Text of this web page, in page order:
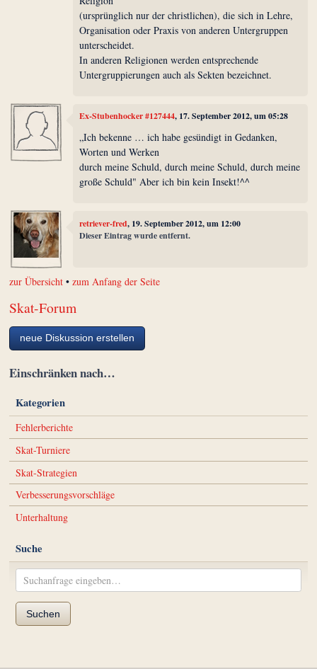
(ursprünglich nur der christlichen), die sich in Lehre,
Organisation oder Praxis von anderen Untergruppen
unterscheidet.
In anderen Religionen werden entsprechende
Untergruppierungen auch als Sekten bezeichnet.
Ex-Stubenhocker #127444, 17. September 2012, um 05:28
„Ich bekenne … ich habe gesündigt in Gedanken,
Worten und Werken
durch meine Schuld, durch meine Schuld, durch meine
große Schuld" Aber ich bin kein Insekt!^^
retriever-fred, 19. September 2012, um 12:00
Dieser Eintrag wurde entfernt.
zur Übersicht •zum Anfang der Seite
Skat-Forum
neue Diskussion erstellen
Einschränken nach…
Kategorien
Fehlerberichte
Skat-Turniere
Skat-Strategien
Verbesserungsvorschläge
Unterhaltung
Suche
Suchen